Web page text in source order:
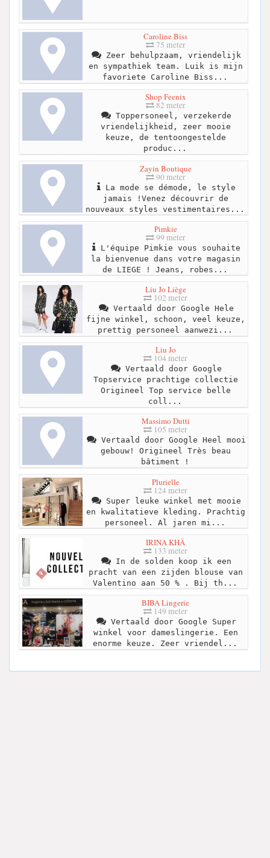
Caroline Biss
75 meter
Zeer behulpzaam, vriendelijk
en sympathiek team. Luik is mijn
favoriete Caroline Biss...
Shop Feenix
82 meter
Toppersoneel, verzekerde
vriendelijkheid, zeer mooie
keuze, de tentoongestelde
produc...
Zayin Boutique
90 meter
La mode se démode, le style
jamais !Venez découvrir de
nouveaux styles vestimentaires...
Pimkie
99 meter
L'équipe Pimkie vous souhaite
la bienvenue dans votre magasin
de LIEGE ! Jeans, robes...
Liu Jo Liège
102 meter
Vertaald door Google Hele
fijne winkel, schoon, veel keuze,
prettig personeel aanwezi...
Liu Jo
104 meter
Vertaald door Google
Topservice prachtige collectie
Origineel Top service belle
coll...
Massimo Dutti
105 meter
Vertaald door Google Heel mooi
gebouw! Origineel Très beau
bâtiment !
Plurielle
124 meter
Super leuke winkel met mooie
en kwalitatieve kleding. Prachtig
personeel. Al jaren mi...
IRINA KHÄ
133 meter
In de solden koop ik een
pracht van een zijden blouse van
Valentino aan 50 % . Bij th...
BIBA Lingerie
149 meter
Vertaald door Google Super
winkel voor dameslingerie. Een
enorme keuze. Zeer vriendel...